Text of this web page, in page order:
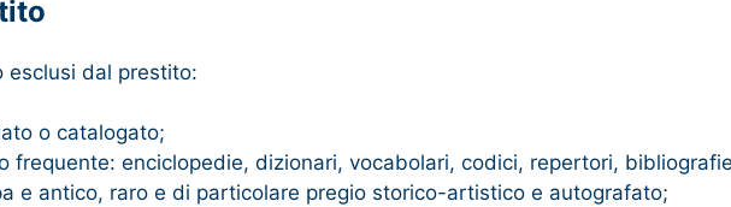
esclusi dal prestito:
o catalogato;
frequente: enciclopedie, dizionari, vocabolari, codici, repertori,
e antico, raro e di particolare pregio storico-artistico e autografato;